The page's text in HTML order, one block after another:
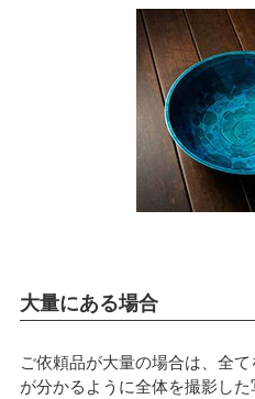
大量にある場合
ご依頼品が大量の場合は、全
が分かるように全体を撮影し